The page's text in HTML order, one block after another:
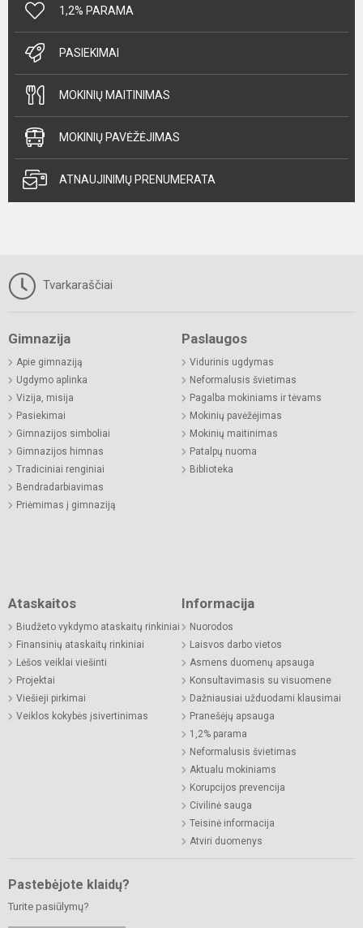
1,2% PARAMA
PASIEKIMAI
MOKINIŲ MAITINIMAS
MOKINIŲ PAVĖŽĖJIMAS
ATNAUJINIMŲ PRENUMERATA
Tvarkaraščiai
Gimnazija
Apie gimnaziją
Ugdymo aplinka
Vizija, misija
Pasiekimai
Gimnazijos simboliai
Gimnazijos himnas
Tradiciniai renginiai
Bendradarbiavimas
Priėmimas į gimnaziją
Paslaugos
Vidurinis ugdymas
Neformalusis švietimas
Pagalba mokiniams ir tėvams
Mokinių pavėžėjimas
Mokinių maitinimas
Patalpų nuoma
Biblioteka
Ataskaitos
Biudžeto vykdymo ataskaitų rinkiniai
Finansinių ataskaitų rinkiniai
Lėšos veiklai viešinti
Projektai
Viešieji pirkimai
Veiklos kokybės įsivertinimas
Informacija
Nuorodos
Laisvos darbo vietos
Asmens duomenų apsauga
Konsultavimasis su visuomene
Dažniausiai užduodami klausimai
Pranešėjų apsauga
1,2% parama
Neformalusis švietimas
Aktualu mokiniams
Korupcijos prevencija
Civilinė sauga
Teisinė informacija
Atviri duomenys
Pastebėjote klaidų?
Turite pasiūlymų?